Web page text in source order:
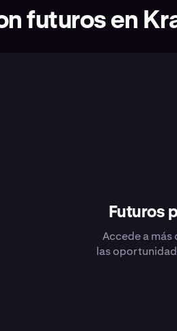
futuros en
Futuros
Accede a
las